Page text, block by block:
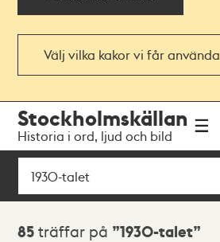
Välj vilka kakor vi får använda
navigationen
huvudinnehållet
Stockholmskällan
Historia i ord, ljud och bild
Sök
Sökresultat
85 träffar på 1930-talet